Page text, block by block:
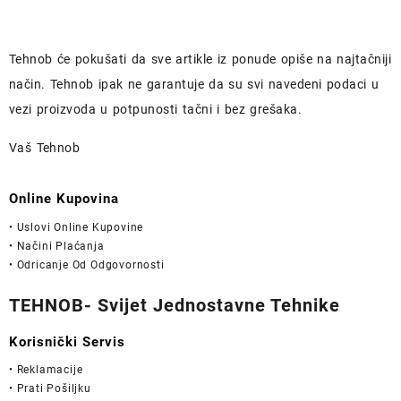
Tehnob će pokušati da sve artikle iz ponude opiše na najtačniji
način. Tehnob ipak ne garantuje da su svi navedeni podaci u
vezi proizvoda u potpunosti tačni i bez grešaka.
Vaš Tehnob
Online Kupovina
• Uslovi Online Kupovine
• Načini Plaćanja
• Odricanje Od Odgovornosti
TEHNOB- Svijet Jednostavne Tehnike
Korisnički Servis
• Reklamacije
• Prati Pošiljku